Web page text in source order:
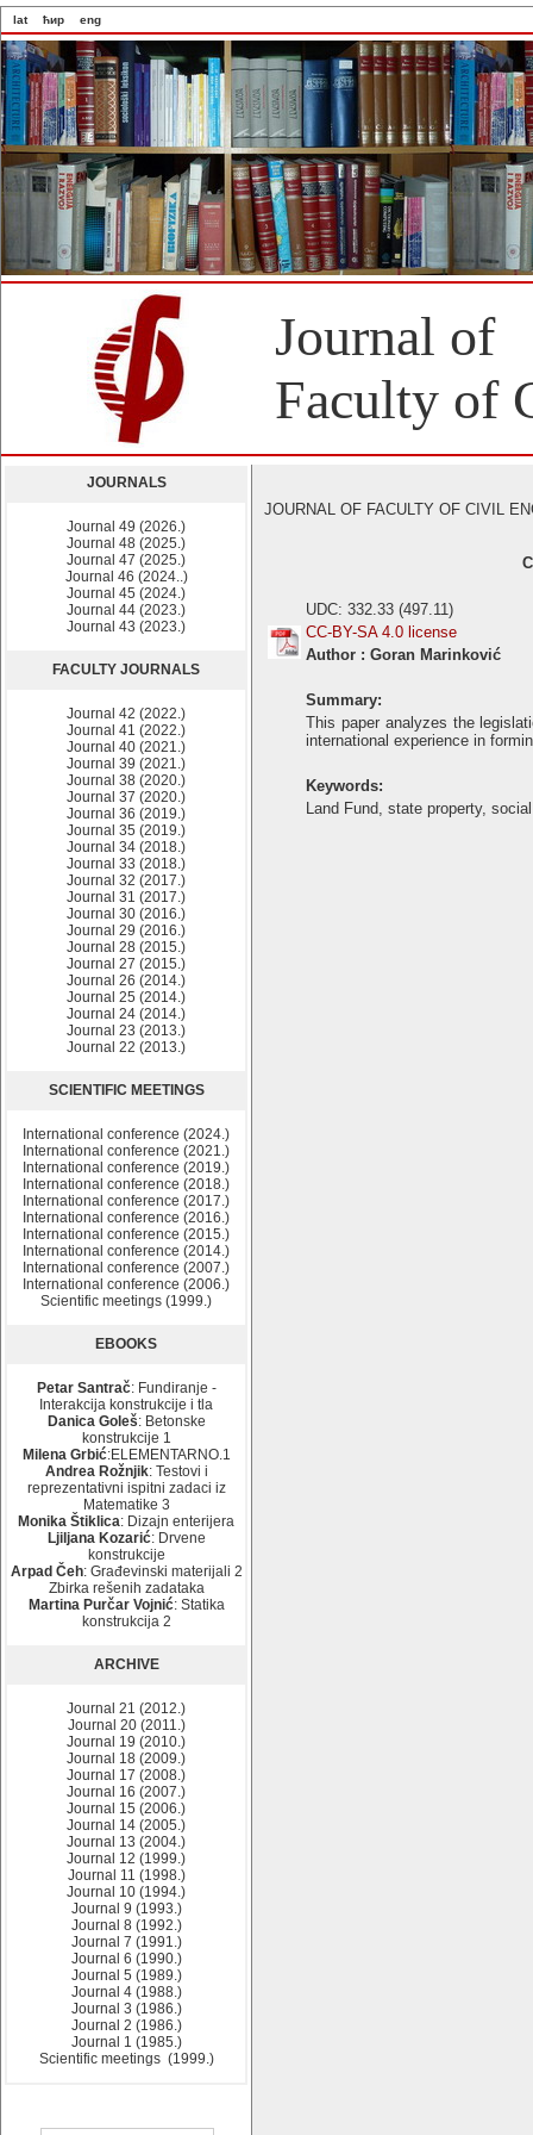
lat ћир eng
Journal of
Faculty of
JOURNALS
Journal 49 (2026.)
Journal 48 (2025.)
Journal 47 (2025.)
Journal 46 (2024..)
Journal 45 (2024.)
Journal 44 (2023.)
Journal 43 (2023.)
FACULTY JOURNALS
Journal 42 (2022.)
Journal 41 (2022.)
Journal 40 (2021.)
Journal 39 (2021.)
Journal 38 (2020.)
Journal 37 (2020.)
Journal 36 (2019.)
Journal 35 (2019.)
Journal 34 (2018.)
Journal 33 (2018.)
Journal 32 (2017.)
Journal 31 (2017.)
Journal 30 (2016.)
Journal 29 (2016.)
Journal 28 (2015.)
Journal 27 (2015.)
Journal 26 (2014.)
Journal 25 (2014.)
Journal 24 (2014.)
Journal 23 (2013.)
Journal 22 (2013.)
SCIENTIFIC MEETINGS
International conference (2024.)
International conference (2021.)
International conference (2019.)
International conference (2018.)
International conference (2017.)
International conference (2016.)
International conference (2015.)
International conference (2014.)
International conference (2007.)
International conference (2006.)
Scientific meetings (1999.)
EBOOKS
Petar Santrač: Fundiranje -
Interakcija konstrukcije i tla
Danica Goleš: Betonske
konstrukcije 1
Milena Grbić:ELEMENTARNO.1
Andrea Rožnjik: Testovi i
reprezentativni ispitni zadaci iz
Matematike 3
Monika Štiklica: Dizajn enterijera
Ljiljana Kozarić: Drvene
konstrukcije
Arpad Čeh: Građevinski materijali 2
Zbirka rešenih zadataka
Martina Purčar Vojnić: Statika
konstrukcija 2
ARCHIVE
Journal 21 (2012.)
Journal 20 (2011.)
Journal 19 (2010.)
Journal 18 (2009.)
Journal 17 (2008.)
Journal 16 (2007.)
Journal 15 (2006.)
Journal 14 (2005.)
Journal 13 (2004.)
Journal 12 (1999.)
Journal 11 (1998.)
Journal 10 (1994.)
Journal 9 (1993.)
Journal 8 (1992.)
Journal 7 (1991.)
Journal 6 (1990.)
Journal 5 (1989.)
Journal 4 (1988.)
Journal 3 (1986.)
Journal 2 (1986.)
Journal 1 (1985.)
Scientific meetings (1999.)
JOURNAL OF FACULTY OF CIVIL
UDC: 332.33 (497.11)
CC-BY-SA 4.0 license
Author : Goran Marinković
Summary:
This paper analyzes the
international experience in
Keywords:
Land Fund, state property,